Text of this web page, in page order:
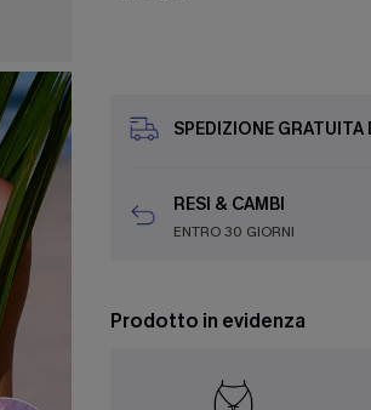
SPEDIZIONE
RESI & CAMBI
ENTRO 30 GIORNI
Prodotto in evidenza